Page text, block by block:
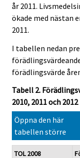
år 2011.
ökade med nästan
2011.
I tabellen nedan
förädlingsvärde
Tabell 2.
2010, 2011 och 2012
Öppna den här
tabellen större
TOL 2008